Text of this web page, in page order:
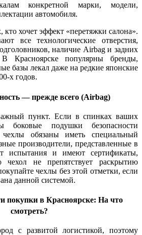
конкретной марки, модели,
автомобиля.
кто хочет эффект «перетяжки салона».
все технологические отверстия,
наличие Airbag и задних
В Красноярске популярны бренды,
базы лекал даже на редкие японские
х годов.
— прежде всего (Airbag)
пункт. Если в спинках ваших
боковые подушки безопасности
обязаны иметь специальный
производители, представленные в
испытания и имеют сертификаты,
чехол не препятствует раскрытию
чехлы без этой отметки, если
данной системой.
покупки в Красноярске: На что
смотреть?
с развитой логистикой, поэтому